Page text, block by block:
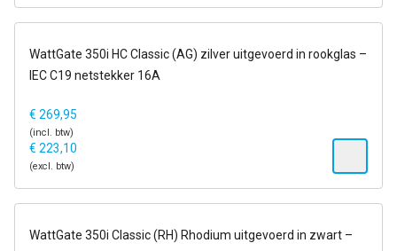
6-13 dagen
WattGate 350i HC Classic (AG) zilver uitgevoerd in rookglas –
IEC C19 netstekker 16A
€ 269,95
(incl. btw)
€ 223,10
(excl. btw)
6-13 dagen
WattGate 350i Classic (RH) Rhodium uitgevoerd in zwart –